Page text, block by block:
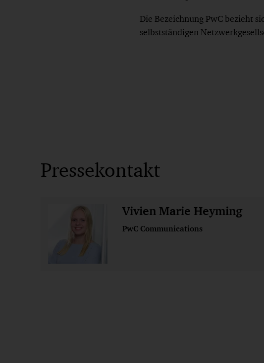
Die Bezeichnung PwC bezieht
selbstständigen
Pressekontakt
Vivien Marie Heyming
PwC Communications